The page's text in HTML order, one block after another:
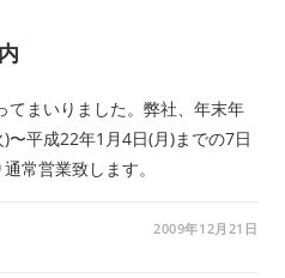
てまいりました。弊社、年末年
平成22年1月4日(月)までの7日
常営業致します。
2009年12月21日